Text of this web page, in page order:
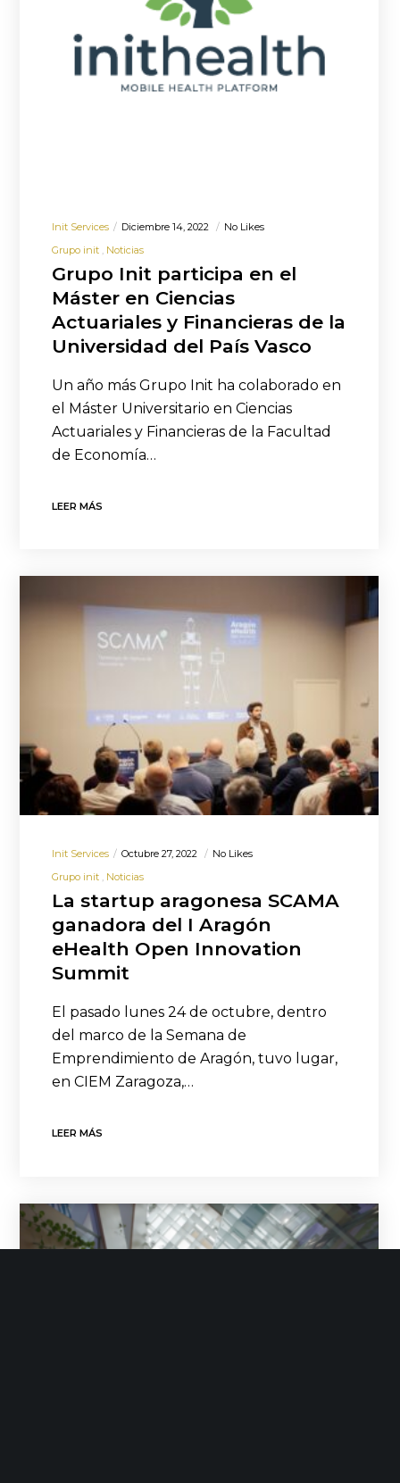
Init Services Diciembre 14, 2022
No Likes
Grupo init
Noticias
Grupo Init participa en el
Máster en Ciencias
Actuariales y Financieras de la
Universidad del País Vasco
Un año más Grupo Init ha colaborado en
el Máster Universitario en Ciencias
Actuariales y Financieras de la Facultad
de Economía…
LEER MÁS
Init Services Octubre 27, 2022
No Likes
Grupo init
Noticias
La startup aragonesa SCAMA
ganadora del I Aragón
eHealth Open Innovation
Summit
El pasado lunes 24 de octubre, dentro
del marco de la Semana de
Emprendimiento de Aragón, tuvo lugar,
en CIEM Zaragoza,…
LEER MÁS